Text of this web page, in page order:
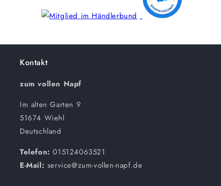
Kontakt
zum vollen Napf
Im alten Garten 9
51674 Wiehl
Deutschland
Telefon:015124063521
E-Mail: service@zum-vollen-napf.de